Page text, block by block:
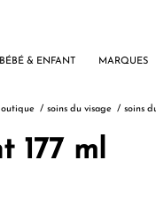
& ENFANT MARQUES
/ soins du visage / soins
177 ml